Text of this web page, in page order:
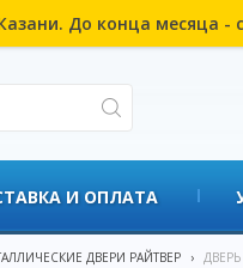
До конца месяца -
И ОПЛАТА
ДВЕРИ РАЙТВЕР ›